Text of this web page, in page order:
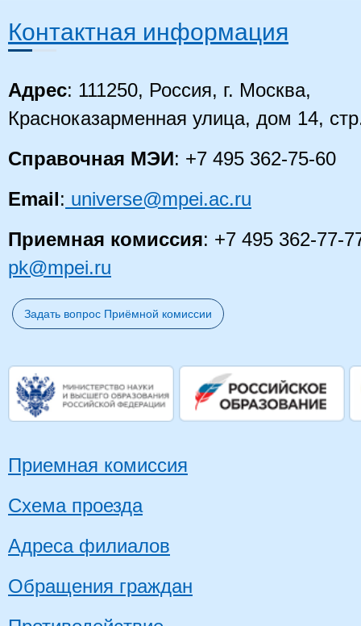
Контактная информация
Адрес: 111250, Россия, г. Москва,
Красноказарменная улица, дом 14,
Справочная МЭИ: +7 495 362-75-60
Email: universe@mpei.ac.ru
Приемная комиссия: +7 495 362-77-
pk@mpei.ru
Задать вопрос Приёмной комиссии
Приемная комиссия
Схема проезда
Адреса филиалов
Обращения граждан